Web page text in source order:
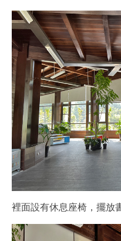
裡面設有休息座椅，擺放